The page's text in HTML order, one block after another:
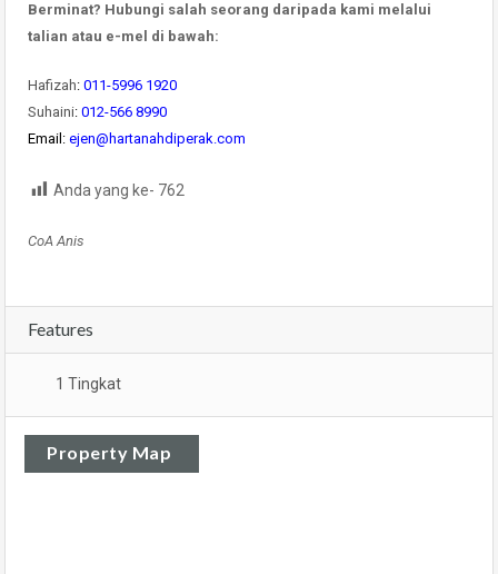
Berminat? Hubungi salah seorang daripada kami melalui
talian atau e-mel di bawah:
Hafizah: 011-5996 1920
Suhaini: 012-566 8990
Email: ejen@hartanahdiperak.com
Anda yang ke- 762
CoA Anis
Features
1 Tingkat
Property Map